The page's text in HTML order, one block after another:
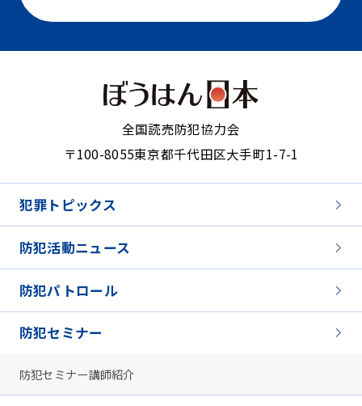
全国読売防犯協力会
〒100-8055東京都千代田区大手町1-7-1
犯罪トピックス
防犯活動ニュース
防犯パトロール
防犯セミナー
防犯セミナー講師紹介